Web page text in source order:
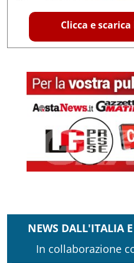
Clicca e
NEWS DALL'ITALIA
In collaborazione